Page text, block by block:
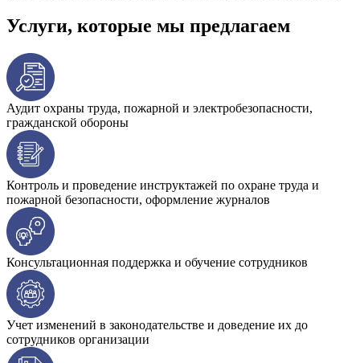
Услуги, которые мы предлагаем
Аудит охраны труда, пожарной и электробезопасности,
гражданской обороны
Контроль и проведение инструктажей по охране труда и
пожарной безопасности, оформление журналов
Консультационная поддержка и обучение сотрудников
Учет изменений в законодательстве и доведение их до
сотрудников организации